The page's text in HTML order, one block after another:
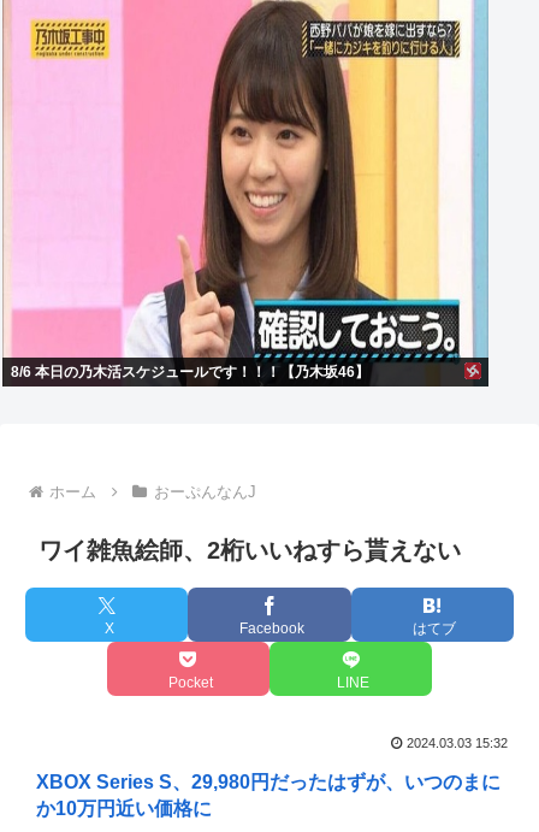
8/6 本日の乃木活スケジュールです！！！【乃木坂46】
ホーム おーぷんなんJ
ワイ雑魚絵師、2桁いいねすら貰えない
X Facebook はてブ
Pocket LINE
2024.03.03 15:32
XBOX Series S、29,980円だったはずが、いつのまに
か10万円近い価格に